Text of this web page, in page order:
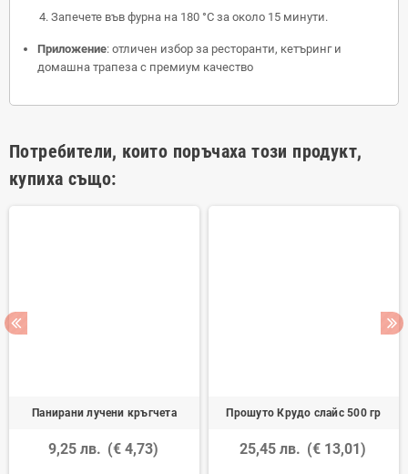
Запечете във фурна на 180 °C за около 15 минути.
Приложение: отличен избор за ресторанти, кетъринг и
домашна трапеза с премиум качество
Потребители, които поръчаха този продукт,
купиха също:
Панирани лучени кръгчета
9,25 лв. (€ 4,73)
Прошуто Крудо слайс 500 гр
25,45 лв. (€ 13,01)